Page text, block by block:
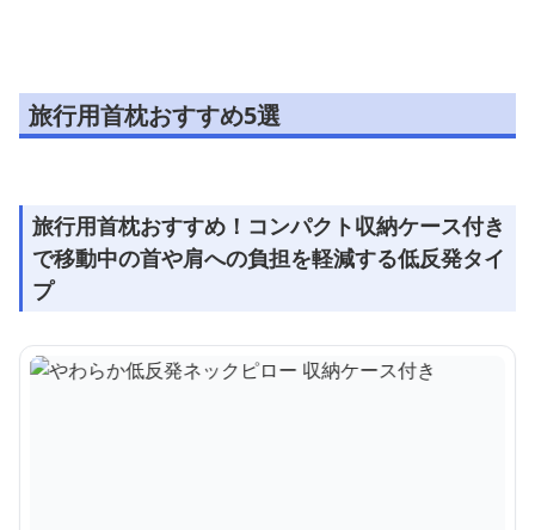
旅行用首枕おすすめ5選
旅行用首枕おすすめ！コンパクト収納ケース付き
で移動中の首や肩への負担を軽減する低反発タイ
プ